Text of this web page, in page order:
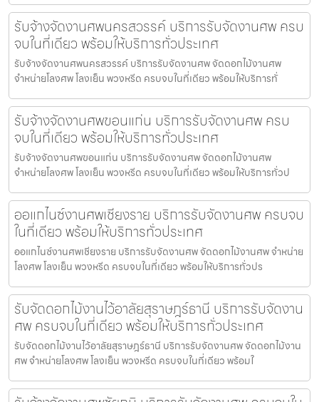
รับจ้างจัดงานศพนครสวรรค์ บริการรับจัดงานศพ ครบ
จบในที่เดียว พร้อมให้บริการทั่วประเทศ
รับจ้างจัดงานศพนครสวรรค์ บริการรับจัดงานศพ จัดดอกไม้งานศพ
จำหน่ายโลงศพ โลงเย็น พวงหรีด ครบจบในที่เดียว พร้อมให้บริการทั่
รับจ้างจัดงานศพขอนแก่น บริการรับจัดงานศพ ครบ
จบในที่เดียว พร้อมให้บริการทั่วประเทศ
รับจ้างจัดงานศพขอนแก่น บริการรับจัดงานศพ จัดดอกไม้งานศพ
จำหน่ายโลงศพ โลงเย็น พวงหรีด ครบจบในที่เดียว พร้อมให้บริการทั่วป
ออแกไนซ์งานศพเชียงราย บริการรับจัดงานศพ ครบจบ
ในที่เดียว พร้อมให้บริการทั่วประเทศ
ออแกไนซ์งานศพเชียงราย บริการรับจัดงานศพ จัดดอกไม้งานศพ จำหน่าย
โลงศพ โลงเย็น พวงหรีด ครบจบในที่เดียว พร้อมให้บริการทั่วปร
รับจัดดอกไม้งานไว้อาลัยสุราษฎร์ธานี บริการรับจัดงาน
ศพ ครบจบในที่เดียว พร้อมให้บริการทั่วประเทศ
รับจัดดอกไม้งานไว้อาลัยสุราษฎร์ธานี บริการรับจัดงานศพ จัดดอกไม้งาน
ศพ จำหน่ายโลงศพ โลงเย็น พวงหรีด ครบจบในที่เดียว พร้อมใ